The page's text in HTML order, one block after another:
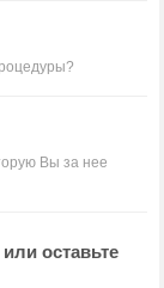
Вы за нее
оставьте